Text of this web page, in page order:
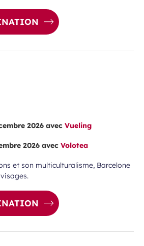
2026 avec Vueling
2026 avec Volotea
et son multiculturalisme, Barcelone